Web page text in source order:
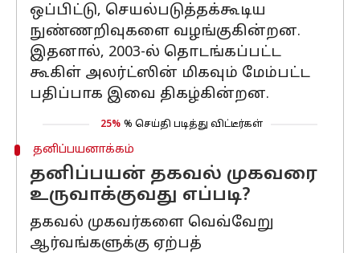
ஒப்பிட்டு, செயல்படுத்தக்கூடிய
நுண்ணறிவுகளை வழங்குகின்றன.
இதனால், 2003-ல் தொடங்கப்பட்ட
கூகிள் அலர்ட்ஸின் மிகவும் மேம்பட்ட
பதிப்பாக இவை திகழ்கின்றன.
25% % செய்தி படித்து விட்டீர்கள்
தனிப்பயனாக்கம்
தனிப்பயன் தகவல் முகவரை
உருவாக்குவது எப்படி?
தகவல் முகவர்களை வெவ்வேறு
ஆர்வங்களுக்கு ஏற்பத்